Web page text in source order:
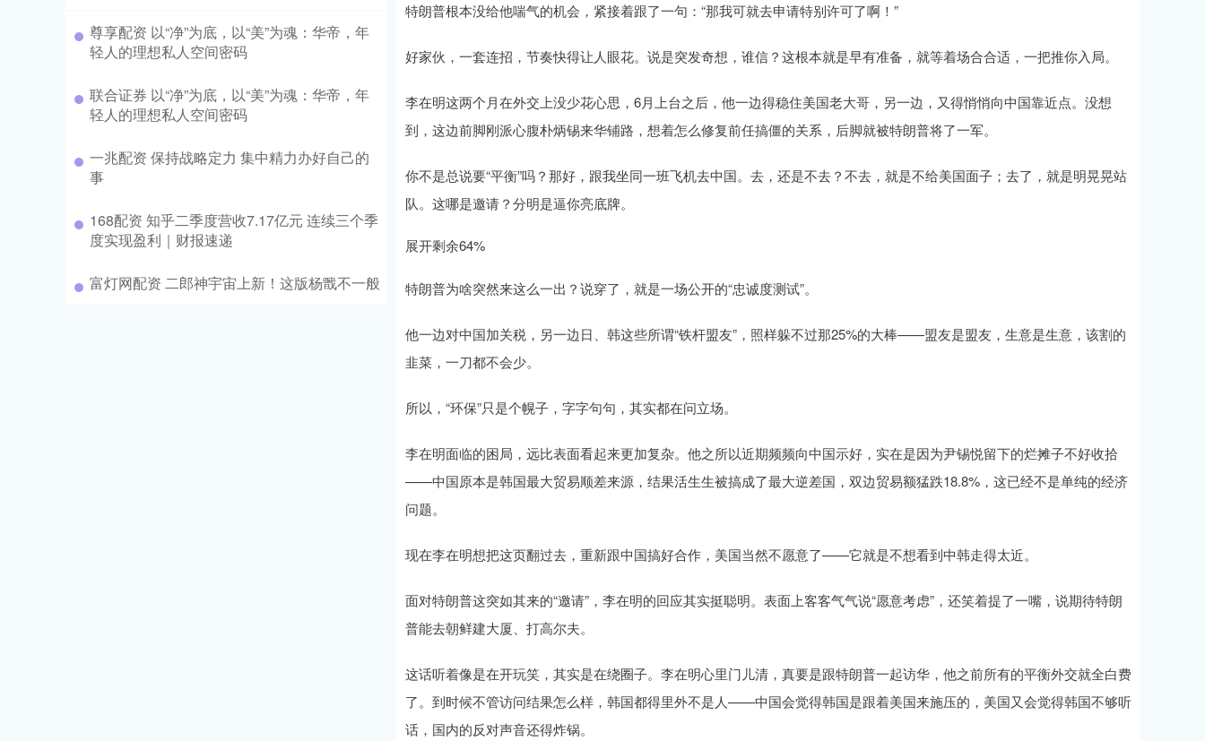
特朗普根本没给他喘气的机会，紧接着跟了一句：“那我可就去申请特别许可了啊！”
好家伙，一套连招，节奏快得让人眼花。说是突发奇想，谁信？这根本就是早有准备，就等着场合合适，一把推你入局。
李在明这两个月在外交上没少花心思，6月上台之后，他一边得稳住美国老大哥，另一边，又得悄悄向中国靠近点。没想
到，这边前脚刚派心腹朴炳锡来华铺路，想着怎么修复前任搞僵的关系，后脚就被特朗普将了一军。
你不是总说要“平衡”吗？那好，跟我坐同一班飞机去中国。去，还是不去？不去，就是不给美国面子；去了，就是明晃晃站
队。这哪是邀请？分明是逼你亮底牌。
展开剩余64%
特朗普为啥突然来这么一出？说穿了，就是一场公开的“忠诚度测试”。
他一边对中国加关税，另一边日、韩这些所谓“铁杆盟友”，照样躲不过那25%的大棒——盟友是盟友，生意是生意，该割的
韭菜，一刀都不会少。
所以，“环保”只是个幌子，字字句句，其实都在问立场。
李在明面临的困局，远比表面看起来更加复杂。他之所以近期频频向中国示好，实在是因为尹锡悦留下的烂摊子不好收拾
——中国原本是韩国最大贸易顺差来源，结果活生生被搞成了最大逆差国，双边贸易额猛跌18.8%，这已经不是单纯的经济
问题。
现在李在明想把这页翻过去，重新跟中国搞好合作，美国当然不愿意了——它就是不想看到中韩走得太近。
面对特朗普这突如其来的“邀请”，李在明的回应其实挺聪明。表面上客客气气说“愿意考虑”，还笑着提了一嘴，说期待特朗
普能去朝鲜建大厦、打高尔夫。
这话听着像是在开玩笑，其实是在绕圈子。李在明心里门儿清，真要是跟特朗普一起访华，他之前所有的平衡外交就全白费
了。到时候不管访问结果怎么样，韩国都得里外不是人——中国会觉得韩国是跟着美国来施压的，美国又会觉得韩国不够听
话，国内的反对声音还得炸锅。
尊享配资 以“净”为底，以“美”为魂：华帝，年
轻人的理想私人空间密码
联合证券 以“净”为底，以“美”为魂：华帝，年
轻人的理想私人空间密码
一兆配资 保持战略定力 集中精力办好自己的
事
168配资 知乎二季度营收7.17亿元 连续三个季
度实现盈利｜财报速递
富灯网配资 二郎神宇宙上新！这版杨戬不一般